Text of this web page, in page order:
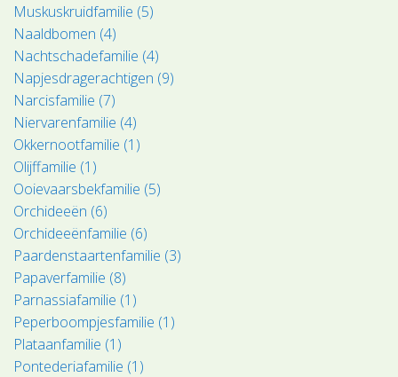
Muskuskruidfamilie (5)
Naaldbomen (4)
Nachtschadefamilie (4)
Napjesdragerachtigen (9)
Narcisfamilie (7)
Niervarenfamilie (4)
Okkernootfamilie (1)
Olijffamilie (1)
Ooievaarsbekfamilie (5)
Orchideeën (6)
Orchideeënfamilie (6)
Paardenstaartenfamilie (3)
Papaverfamilie (8)
Parnassiafamilie (1)
Peperboompjesfamilie (1)
Plataanfamilie (1)
Pontederiafamilie (1)